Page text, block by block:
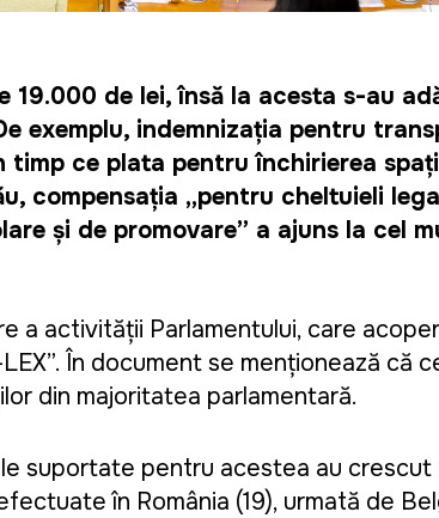
de lei, însă la acesta s-au
exemplu, indemnizația pentru
timp ce plata pentru închirierea
compensația „pentru cheltuieli
și de promovare” a ajuns la cel
a activității Parlamentului, care
În document se menționează că
din majoritatea parlamentară.
suportate pentru acestea au
în România (19), urmată de